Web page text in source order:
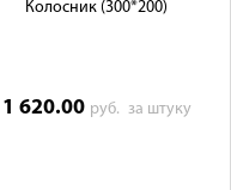
Колосник (300*200)
1 620.00 руб. за штуку